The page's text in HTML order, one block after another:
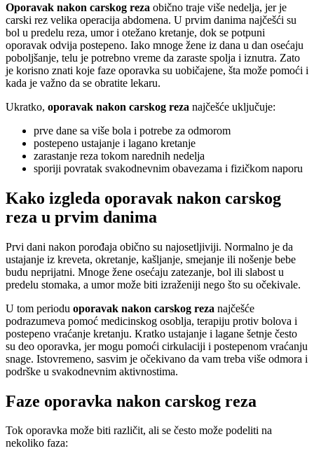
Oporavak nakon carskog reza obično traje više nedelja, jer je
carski rez velika operacija abdomena. U prvim danima najčešći su
bol u predelu reza, umor i otežano kretanje, dok se potpuni
oporavak odvija postepeno. Iako mnoge žene iz dana u dan osećaju
poboljšanje, telu je potrebno vreme da zaraste spolja i iznutra. Zato
je korisno znati koje faze oporavka su uobičajene, šta može pomoći i
kada je važno da se obratite lekaru.
Ukratko, oporavak nakon carskog reza najčešće uključuje:
prve dane sa više bola i potrebe za odmorom
postepeno ustajanje i lagano kretanje
zarastanje reza tokom narednih nedelja
sporiji povratak svakodnevnim obavezama i fizičkom naporu
Kako izgleda oporavak nakon carskog
reza u prvim danima
Prvi dani nakon porođaja obično su najosetljiviji. Normalno je da
ustajanje iz kreveta, okretanje, kašljanje, smejanje ili nošenje bebe
budu neprijatni. Mnoge žene osećaju zatezanje, bol ili slabost u
predelu stomaka, a umor može biti izraženiji nego što su očekivale.
U tom periodu oporavak nakon carskog reza najčešće
podrazumeva pomoć medicinskog osoblja, terapiju protiv bolova i
postepeno vraćanje kretanju. Kratko ustajanje i lagane šetnje često
su deo oporavka, jer mogu pomoći cirkulaciji i postepenom vraćanju
snage. Istovremeno, sasvim je očekivano da vam treba više odmora i
podrške u svakodnevnim aktivnostima.
Faze oporavka nakon carskog reza
Tok oporavka može biti različit, ali se često može podeliti na
nekoliko faza: